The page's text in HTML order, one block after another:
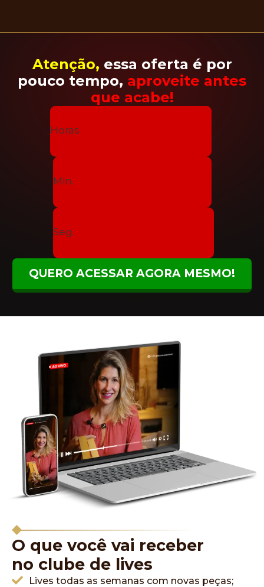
Atenção, essa oferta é por
pouco tempo, aproveite antes
que acabe!
Horas
Min.
Seg.
QUERO ACESSAR AGORA MESMO!
O que você vai receber
no clube de lives
Lives todas as semanas com novas peças;